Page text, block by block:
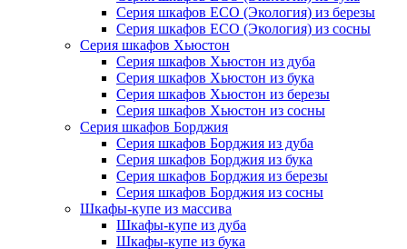
Серия шкафов ECO (Экология) из березы
Серия шкафов ECO (Экология) из сосны
Серия шкафов Хьюстон
Серия шкафов Хьюстон из дуба
Серия шкафов Хьюстон из бука
Серия шкафов Хьюстон из березы
Серия шкафов Хьюстон из сосны
Серия шкафов Борджия
Серия шкафов Борджия из дуба
Серия шкафов Борджия из бука
Серия шкафов Борджия из березы
Серия шкафов Борджия из сосны
Шкафы-купе из массива
Шкафы-купе из дуба
Шкафы-купе из бука